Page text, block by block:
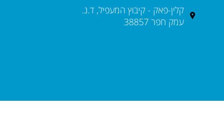
קלין-פאק - קיבוץ המעפיל, ד.נ.
עמק חפר 38857